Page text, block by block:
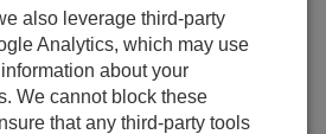
also leverage third-party
Analytics, which may use
about your
We cannot block these
that any third-party tools